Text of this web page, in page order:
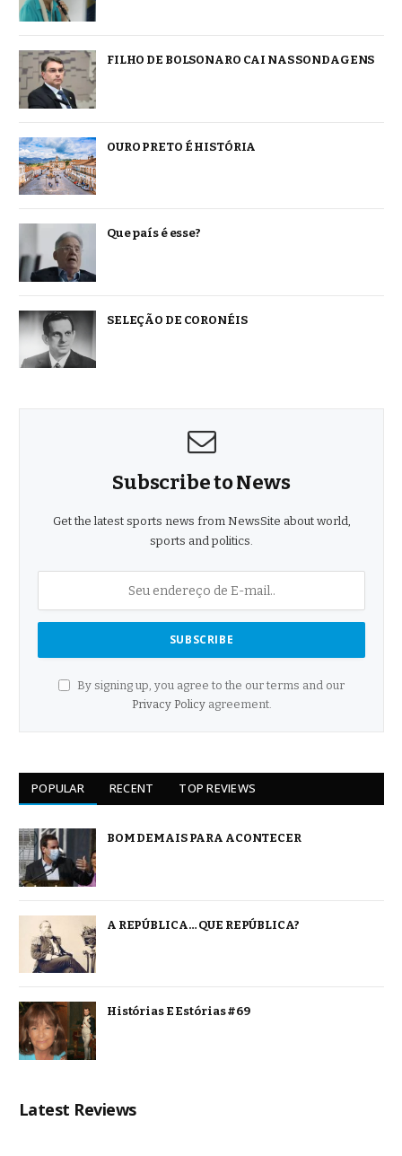
FILHO DE BOLSONARO CAI NAS SONDAGENS
OURO PRETO É HISTÓRIA
Que país é esse?
SELEÇÃO DE CORONÉIS
Subscribe to News
Get the latest sports news from NewsSite about world,
sports and politics.
By signing up, you agree to the our terms and our
Privacy Policyagreement.
POPULAR RECENT TOP REVIEWS
BOM DEMAIS PARA ACONTECER
A REPÚBLICA… QUE REPÚBLICA?
Histórias E Estórias #69
Latest Reviews